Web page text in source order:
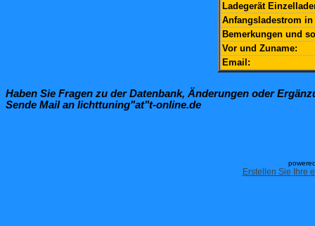
Ladegerät
Anfangsladestrom in
Bemerkungen und
Vor und Zuname:
Email:
Haben Sie Fragen zu der Datenbank, Änderungen oder
Sende Mail an lichttuning"at"t-online.de
Erstellen Sie Ihre